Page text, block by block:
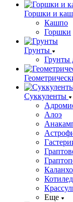
Горшки и
Кашпо
Горшки
Грунты
Грунты
Суккуленты
Алоэ
Еще